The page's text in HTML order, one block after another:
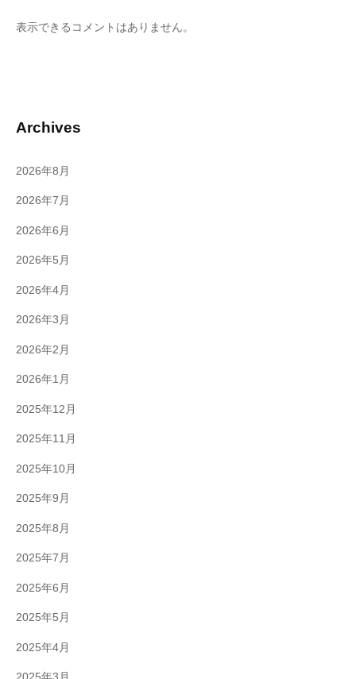
表示できるコメントはありません。
Archives
2026年8月
2026年7月
2026年6月
2026年5月
2026年4月
2026年3月
2026年2月
2026年1月
2025年12月
2025年11月
2025年10月
2025年9月
2025年8月
2025年7月
2025年6月
2025年5月
2025年4月